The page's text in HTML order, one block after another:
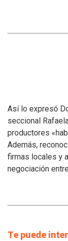
Así lo expresó
seccional
productores
Además,
firmas locales y
negociación
Te puede